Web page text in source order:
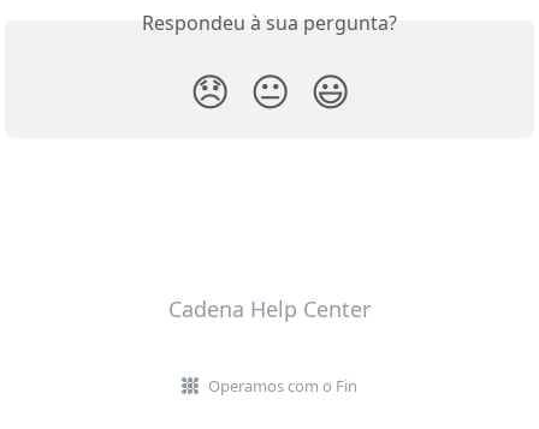
Respondeu à sua pergunta?
😞 😐 😃
Cadena Help Center
Operamos com o Fin